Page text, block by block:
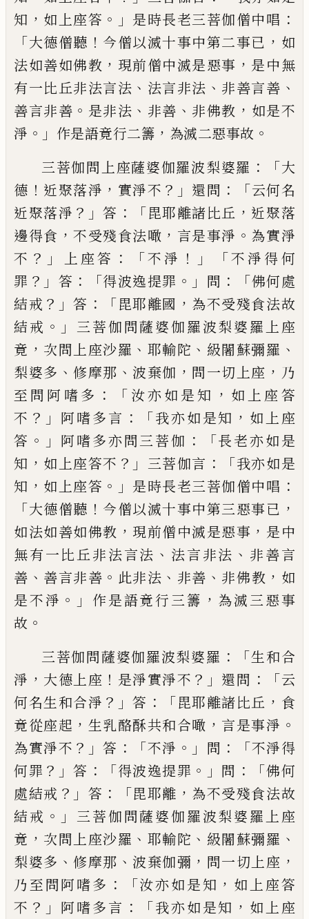
知 ， 如上座答 。」 是時長老三菩伽僧中唱 ：
「大德僧聽 ！ 今僧以滅十事中第二事已 ， 如
法如善如佛教 ， 現前僧中滅是惡事 ， 是中無
有一比丘非法言法 、 法言非法 、 非善言善 、
善言非善 。 是非法 、 非善 、 非佛教 ， 如是不
淨 。」 作是語竟行二籌 ， 為滅二惡事故 。
三菩伽問上座薩婆伽羅波梨婆羅 ：「大
德 ！ 近聚落淨 ， 實淨不 ？」 還問 ：「云何名
近聚落淨 ？」答 ：「毘耶離諸比丘 ， 近聚落
邊得食 ，不受殘食法噉 ， 言是事淨 。 為實淨
不 ？」 上座答 ：「不淨 ！」「不淨得何
罪 ？」 答 ：「得波逸提罪 。」 問 ：「佛何處
結戒 ？」答 ：「毘耶離國 ， 為不受殘食法故
結戒 。」 三菩伽問薩婆伽羅波梨婆羅上座
竟 ， 次問上座沙羅 、 耶輸陀 、 級闍蘇彌羅 、
梨婆多 、修摩那 、 波棄伽 ， 問一切上座 ， 乃
至問阿嗜多 ：「 汝亦如是知 ， 如上座答
不 ？」 阿嗜多言 ：「我亦如是知 ， 如上座
答 。」 阿嗜多亦問三菩伽 ：「長老亦如是
知 ， 如上座答不 ？」 三菩伽言 ：「我亦如是
知 ， 如上座答 。」 是時長老三菩伽僧中唱 ：
「大德僧聽 ！ 今僧以滅十事中第三惡事已 ，
如法如善如佛教 ， 現前僧中滅是惡事 ， 是中
無有一比丘非法言法 、 法言非法 、 非善言
善 、 善言非善 。 此非法 、 非善 、 非佛教 ， 如
是不淨 。」 作是語竟行三籌 ， 為滅三惡事
故 。
三菩伽問薩婆伽羅波梨婆羅 ：「生和合
淨 ， 大德上座 ！ 是淨實淨不 ？」 還問 ：「云
何名生和合淨 ？」答 ：「毘耶離諸比丘 ， 食
竟從座起 ， 生乳酪酥共和合噉 ， 言是事淨 。
為實淨不 ？」答 ： 「不淨 。」 問 ：「不淨得
何罪 ？」答 ：「得波逸提罪 。」 問 ：「佛何
處結戒 ？」 答 ：「毘耶離 ， 為不受殘食法故
結戒 。」 三菩伽問薩婆伽羅波梨婆羅上座
竟 ， 次問 上座沙羅 、 耶輸陀 、 級闍蘇彌羅 、
梨婆多 、修摩那 、 波棄伽彌 ， 問一切上座 ，
乃至問阿嗜多 ：「汝亦如是知 ， 如上座答
不 ？」 阿嗜多言 ：「我亦如是知 ， 如上座